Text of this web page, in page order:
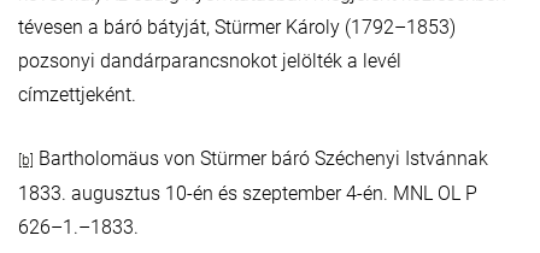
tévesen a báró bátyját, Stürmer Károly (1792–1853)
pozsonyi dandárparancsnokot jelölték a levél
címzettjeként.
[b] Bartholomäus von Stürmer báró Széchenyi Istvánnak
1833. augusztus 10-én és szeptember 4-én. MNL OL P
626–1.–1833.